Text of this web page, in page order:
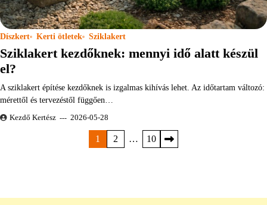
Díszkert Kerti ötletek Sziklakert
Sziklakert kezdőknek: mennyi idő alatt készül
el?
A sziklakert építése kezdőknek is izgalmas kihívás lehet. Az időtartam változó:
mérettől és tervezéstől függően…
Kezdő Kertész 2026-05-28
1 2 … 10